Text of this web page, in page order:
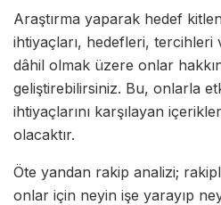
Araştırma yaparak hedef
ihtiyaçları, hedefleri, tercihleri
dâhil olmak üzere onlar
geliştirebilirsiniz. Bu, onlarla
ihtiyaçlarını karşılayan
olacaktır.
Öte yandan rakip analizi;
onlar için neyin işe yarayıp